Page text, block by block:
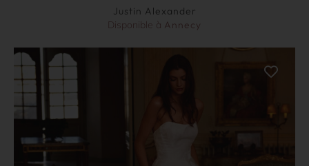
Justin Alexander
Disponible à Annecy